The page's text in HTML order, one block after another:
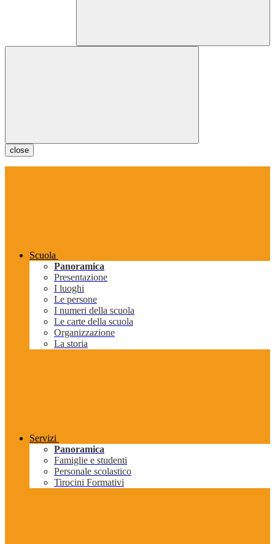
close
Scuola
Panoramica
Presentazione
I luoghi
Le persone
I numeri della scuola
Le carte della scuola
Organizzazione
La storia
Servizi
Panoramica
Famiglie e studenti
Personale scolastico
Tirocini Formativi